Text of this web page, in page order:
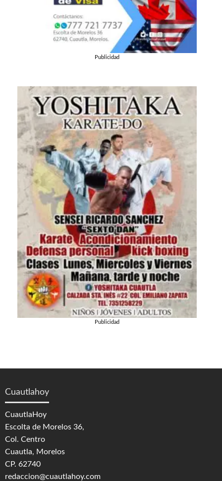
Publicidad
Publicidad
Cuautlahoy
CuautlaHoy
Escolta de Morelos 36,
Col. Centro
Cuautla, Morelos
CP. 62740
redaccion@cuautlahoy.com